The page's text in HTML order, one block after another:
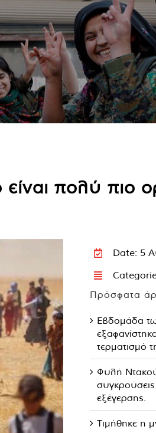
είναι πολύ πιο
Date: 5
Πρόσφατα
Εβδομάδα
τερματισμό
Φυλή
εξέγερσης.
Τιμήθηκε η